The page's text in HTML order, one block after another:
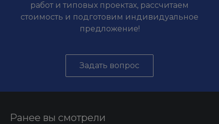
работ и типовых проектах, рассчитаем
стоимость и подготовим индивидуальное
предложение!
Задать вопрос
Ранее вы смотрели